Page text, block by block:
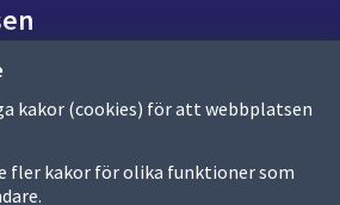
kakor (cookies) för att webbplatsen
fler kakor för olika funktioner som
och diarium